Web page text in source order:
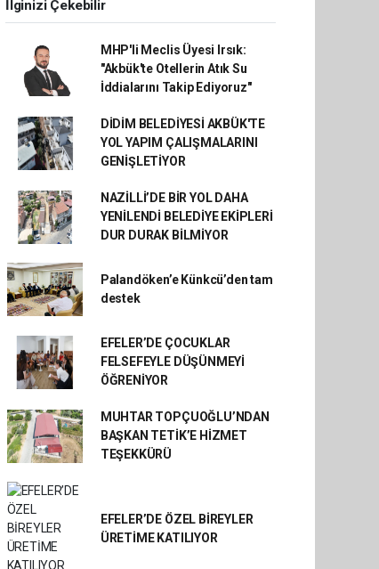
İlginizi Çekebilir
MHP'li Meclis Üyesi Irsık:
"Akbük'te Otellerin Atık Su
İddialarını Takip Ediyoruz"
DİDİM BELEDİYESİ AKBÜK'TE
YOL YAPIM ÇALIŞMALARINI
GENİŞLETİYOR
NAZİLLİ’DE BİR YOL DAHA
YENİLENDİ BELEDİYE EKİPLERİ
DUR DURAK BİLMİYOR
Palandöken’e Künkcü’den tam
destek
EFELER’DE ÇOCUKLAR
FELSEFEYLE DÜŞÜNMEYİ
ÖĞRENİYOR
MUHTAR TOPÇUOĞLU’NDAN
BAŞKAN TETİK’E HİZMET
TEŞEKKÜRÜ
EFELER’DE ÖZEL BİREYLER
ÜRETİME KATILIYOR